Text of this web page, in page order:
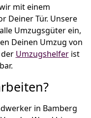
mit einem
Deiner Tür. Unsere
Umzugsgüter ein,
Deinen Umzug von
Umzugshelferist
in Bamberg